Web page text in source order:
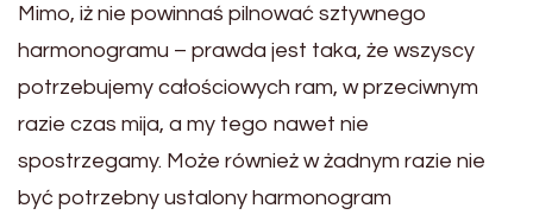
Mimo, iż nie powinnaś pilnować sztywnego
harmonogramu – prawda jest taka, że wszyscy
potrzebujemy całościowych ram, w przeciwnym
razie czas mija, a my tego nawet nie
spostrzegamy. Może również w żadnym razie nie
być potrzebny ustalony harmonogram